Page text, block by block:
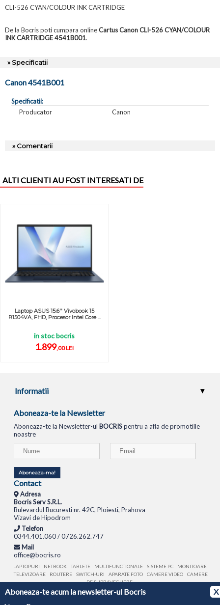
Aboneaza-te acum la newsletter-ul Bocris
X
CLI-526 CYAN/COLOUR INK CARTRIDGE
De la Bocris poti cumpara onlineCartus Canon CLI-526 CYAN/COLOUR
INK CARTRIDGE 4541B001.
» Specificatii
Canon 4541B001
Specificatii:
Producator
Canon
» Comentarii
ALTI CLIENTI AU FOST INTERESATI DE
Laptop ASUS 15.6'' Vivobook 15
R1504VA, FHD, Procesor Intel Core ...
in stoc bocris
1.899,00 LEI
Informatii
Aboneaza-te la Newsletter
Aboneaza-te la Newsletter-ul BOCRISpentru a afla de promotiile
noastre
Aboneaza-ma!
Contact
Adresa
Bocris Serv S.R.L.
Bulevardul Bucuresti nr. 42C, Ploiesti, Prahova
Vizavi de Hipodrom
Telefon
0344.401.060 / 0726.262.747
Mail
office@bocris.ro
LAPTOPURI NETBOOK TABLETE MULTIFUNCTIONALE SISTEME PC
MONITOARE
TELEVIZOARE
ROUTERE SWITCH-URI APARATE FOTO CAMERE VIDEO
CAMERE
DE SUPRAVEGHERE
© 1994 - 2026 BOCRIS SERV S.R.L. | CUI: RO6260085, REG. COM.: J29/2413/1994